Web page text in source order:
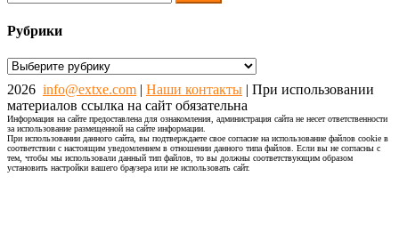
Рубрики
Рубрики
2026 info@extxe.com | Наши контакты | При использовании
материалов ссылка на сайт обязательна
Информация на сайте предоставлена для ознакомления, администрация сайта не несет ответственности
за использование размещенной на сайте информации.
При использовании данного сайта, вы подтверждаете свое согласие на использование файлов cookie в
соответствии с настоящим уведомлением в отношении данного типа файлов. Если вы не согласны с
тем, чтобы мы использовали данный тип файлов, то вы должны соответствующим образом
установить настройки вашего браузера или не использовать сайт.